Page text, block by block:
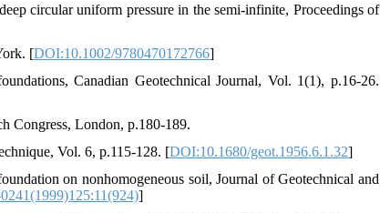
circular uniform pressure in the semi-infinite, Proceedings of
[DOI:10.1002/9780470172766]
Canadian Geotechnical Journal, Vol. 1(1), p.16-26.
Congress, London, p.180-189.
Vol. 6, p.115-128. [DOI:10.1680/geot.1956.6.1.32]
on nonhomogeneous soil, Journal of Geotechnical and
]